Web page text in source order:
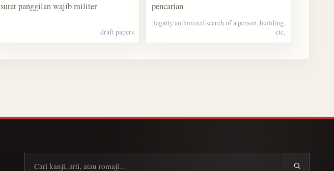
surat panggilan wajib militer
draft papers
pencarian
legally authorized search of a person, building,
etc.